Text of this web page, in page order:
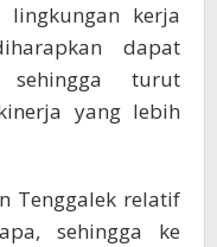
kerja
dapat
turut
yang lebih
Tenggalek relatif
sehingga ke